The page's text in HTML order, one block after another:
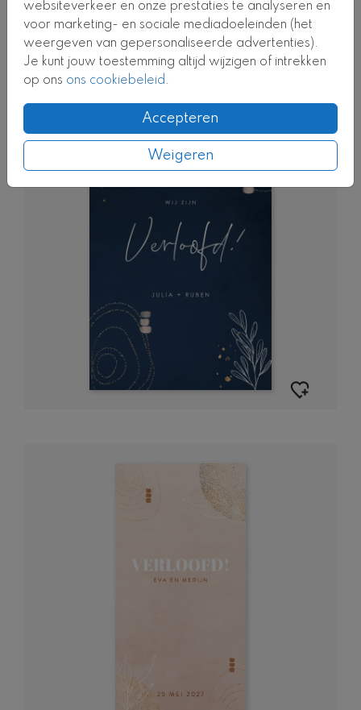
websiteverkeer en onze prestaties te analyseren en
voor marketing- en sociale mediadoeleinden (het
weergeven van gepersonaliseerde advertenties).
Je kunt jouw toestemming altijd wijzigen of intrekken
op ons ons cookiebeleid.
Accepteren
Weigeren
FOLIEDRUK